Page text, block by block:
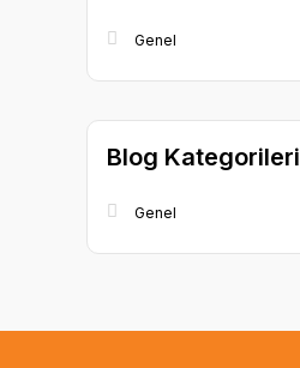
Genel
Blog Kategorileri
Genel